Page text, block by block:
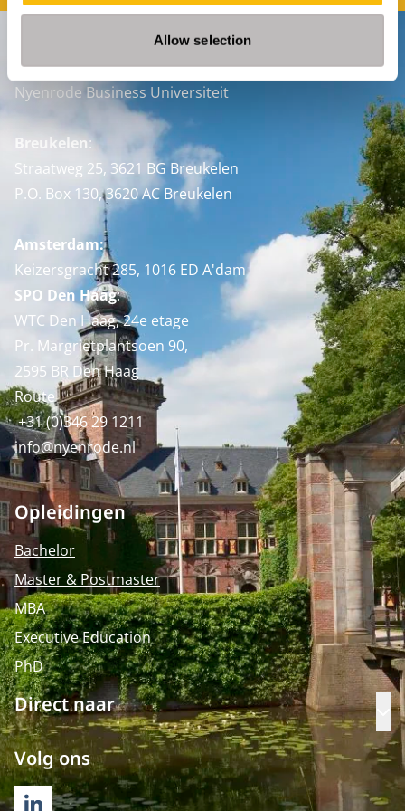
Allow selection
Nyenrode Business Universiteit
Breukelen:
Straatweg 25, 3621 BG Breukelen
P.O. Box 130, 3620 AC Breukelen
Amsterdam:
Keizersgracht 285, 1016 ED A'dam
SPO Den Haag:
WTC Den Haag, 24e etage
Pr. Margrietplantsoen 90,
2595 BR Den Haag
Route
+31 (0)346 29 1211
info@nyenrode.nl
Opleidingen
Bachelor
Master & Postmaster
MBA
Executive Education
PhD
Direct naar
Volg ons